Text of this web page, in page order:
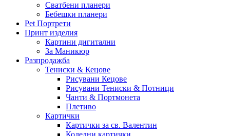
Сватбени планери
Бебешки планери
Pet Портрети
Принт изделия
Картини дигитални
За Маникюр
Разпродажба
Тениски & Кецове
Рисувани Кецове
Рисувани Тениски & Потници
Чанти & Портмонета
Плетиво
Картички
Картички за св. Валентин
Коледни картички